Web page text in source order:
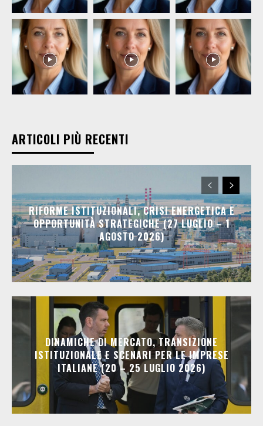
ARTICOLI PIÙ RECENTI
RIFORME ISTITUZIONALI, CRISI ENERGETICA E
OPPORTUNITÀ STRATEGICHE (27 LUGLIO – 1
AGOSTO 2026)
DINAMICHE DI MERCATO, TRANSIZIONE
ISTITUZIONALE E SCENARI PER LE IMPRESE
ITALIANE (20 – 25 LUGLIO 2026)